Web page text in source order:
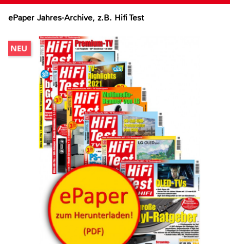
ePaper Jahres-Archive, z.B. Hifi Test